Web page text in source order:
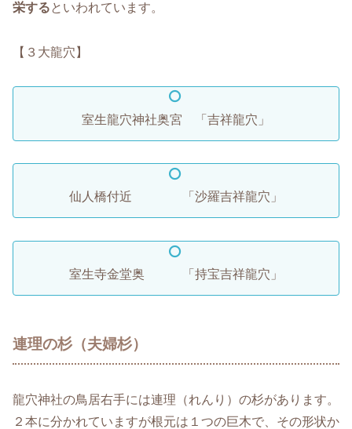
栄するといわれています。
【３大龍穴】
室生龍穴神社奥宮 「吉祥龍穴」
仙人橋付近 「沙羅吉祥龍穴」
室生寺金堂奥 「持宝吉祥龍穴」
連理の杉（夫婦杉）
龍穴神社の鳥居右手には連理（れんり）の杉があります。
２本に分かれていますが根元は１つの巨木で、その形状か